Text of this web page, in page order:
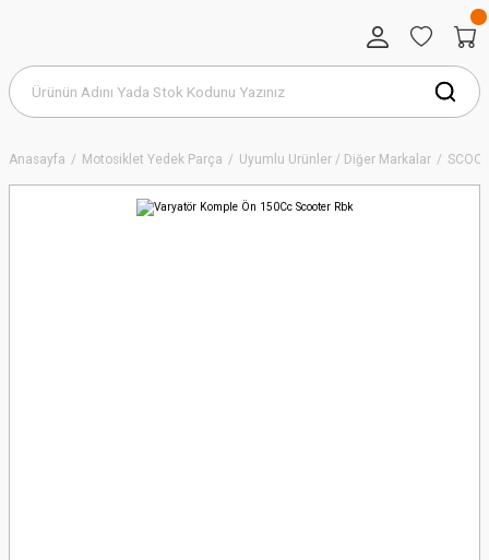
Anasayfa Motosiklet Yedek Parça Uyumlu Ürünler / Diğer Markalar